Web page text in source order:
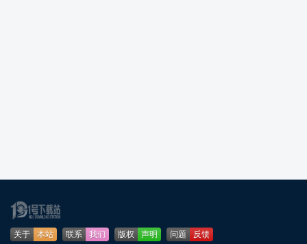
关于 本站 联系 我们 版权 声明 问题 反馈